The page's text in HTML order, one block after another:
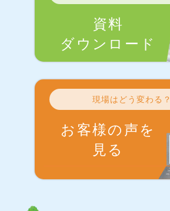
資料
ダウンロード
現場はどう変わる？
お客様の声を
見る